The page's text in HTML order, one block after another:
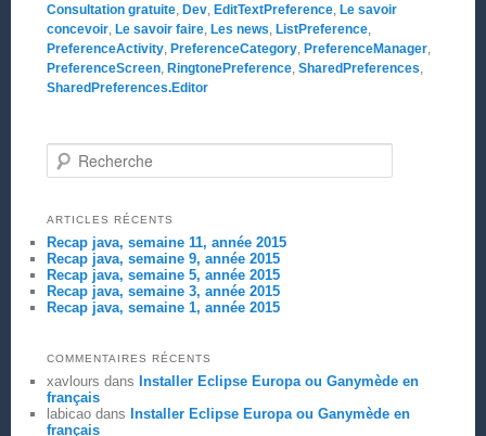
Consultation gratuite, Dev, EditTextPreference, Le savoir
concevoir, Le savoir faire, Les news ListPreference,
PreferenceActivity, PreferenceCategory, PreferenceManager,
PreferenceScreen, RingtonePreference, SharedPreferences
SharedPreferences.Editor
Recherche
ARTICLES RÉCENTS
Recap java, semaine 11, année 2015
Recap java, semaine 9, année 2015
Recap java, semaine 5, année 2015
Recap java, semaine 3, année 2015
Recap java, semaine 1, année 2015
COMMENTAIRES RÉCENTS
xavlours dans Installer Eclipse Europa ou Ganymède en
français
labicaodans Installer Eclipse Europa ou Ganymède en
français